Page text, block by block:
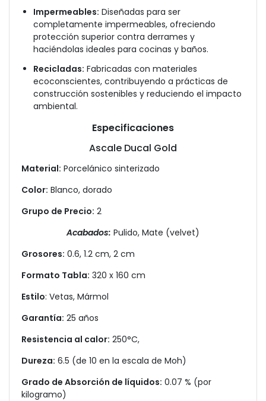
Impermeables: Diseñadas para ser
completamente impermeables, ofreciendo
protección superior contra derrames y
haciéndolas ideales para cocinas y baños.
Recicladas: Fabricadas con materiales
ecoconscientes, contribuyendo a prácticas de
construcción sostenibles y reduciendo el impacto
ambiental.
Especificaciones
Ascale Ducal Gold
Material: Porcelánico sinterizado
Color: Blanco, dorado
Grupo de Precio: 2
Acabados: Pulido, Mate (velvet)
Grosores: 0.6, 1.2 cm, 2 cm
Formato Tabla: 320 x 160 cm
Estilo: Vetas, Mármol
Garantía: 25 años
Resistencia al calor: 250°C,
Dureza: 6.5 (de 10 en la escala de Moh)
Grado de Absorción de líquidos: 0.07 % (por
kilogramo)